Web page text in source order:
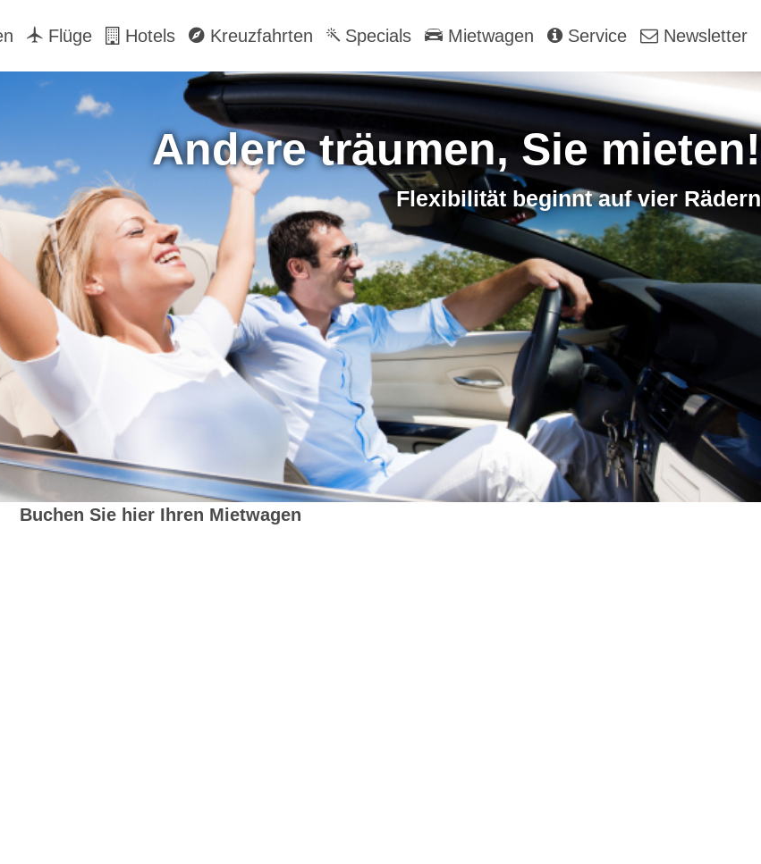
Flüge Hotels Kreuzfahrten Specials Mietwagen Service Newsletter
Andere träumen, Sie mieten!
Flexibilität beginnt auf vier Rädern
Buchen Sie hier Ihren Mietwagen